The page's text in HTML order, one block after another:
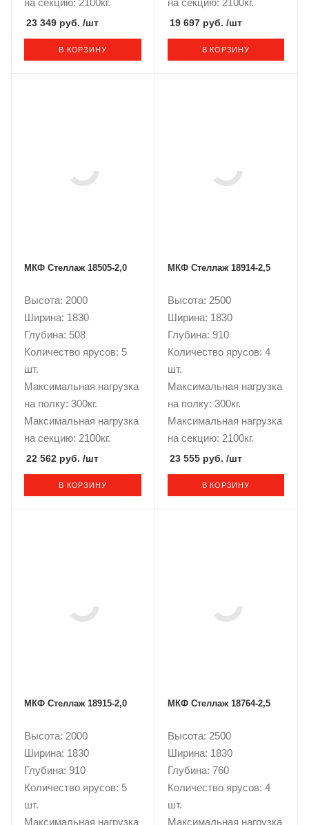
23 349 руб. /шт
В КОРЗИНУ
19 697 руб. /шт
В КОРЗИНУ
МКФ Стеллаж 18505-2,0
Высота: 2000
Ширина: 1830
Глубина: 508
Количество ярусов: 5
шт.
Максимальная нагрузка
на полку: 300кг.
Максимальная нагрузка
на секцию: 2100кг.
22 562 руб. /шт
В КОРЗИНУ
МКФ Стеллаж 18914-2,5
Высота: 2500
Ширина: 1830
Глубина: 910
Количество ярусов: 4
шт.
Максимальная нагрузка
на полку: 300кг.
Максимальная нагрузка
на секцию: 2100кг.
23 555 руб. /шт
В КОРЗИНУ
МКФ Стеллаж 18915-2,0
Высота: 2000
Ширина: 1830
Глубина: 910
Количество ярусов: 5
шт.
Максимальная нагрузка
МКФ Стеллаж 18764-2,5
Высота: 2500
Ширина: 1830
Глубина: 760
Количество ярусов: 4
шт.
Максимальная нагрузка